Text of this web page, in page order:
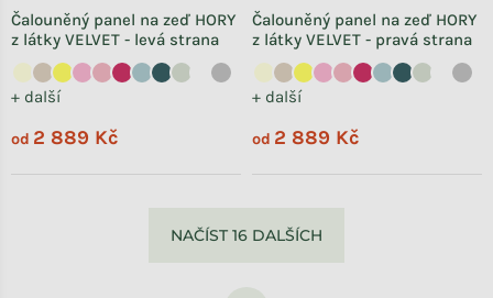
Čalouněný panel na zeď HORY
z látky VELVET - levá strana
+ další
od 2 889 Kč
Čalouněný panel na zeď HORY
z látky VELVET - pravá strana
+ další
od 2 889 Kč
NAČÍST 16 DALŠÍCH